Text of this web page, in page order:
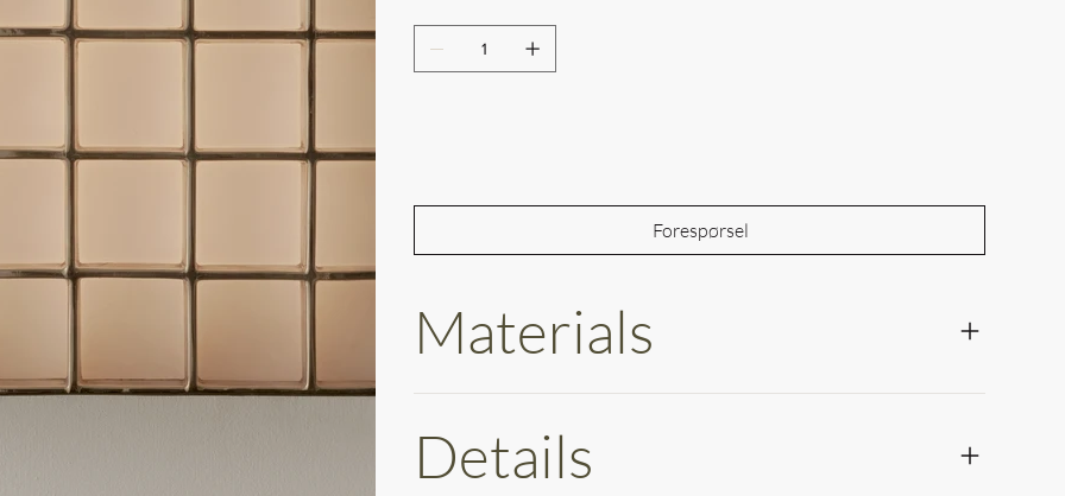
Forespørsel
Materials
Details